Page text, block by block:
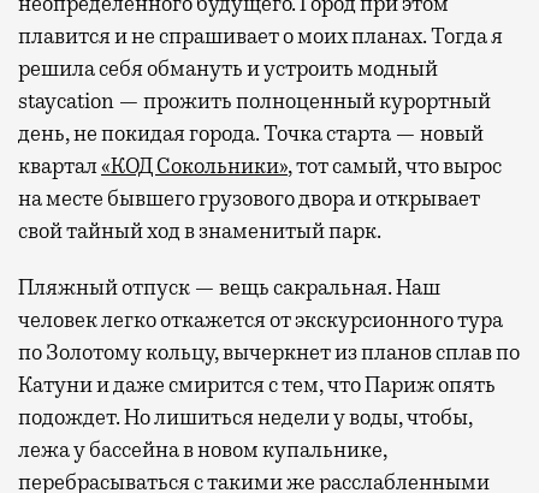
плавится и не спрашивает о моих планах. Тогда я
решила себя обмануть и устроить модный
staycation — прожить полноценный курортный
день, не покидая города. Точка старта — новый
квартал«КОД Сокольники», тот самый, что вырос
на месте бывшего грузового двора и открывает
свой тайный ход в знаменитый парк.
Пляжный отпуск — вещь сакральная. Наш
человек легко откажется от экскурсионного тура
по Золотому кольцу, вычеркнет из планов сплав по
Катуни и даже смирится с тем, что Париж опять
подождет. Но лишиться недели у воды, чтобы,
лежа у бассейна в новом купальнике,
перебрасываться с такими же расслабленными